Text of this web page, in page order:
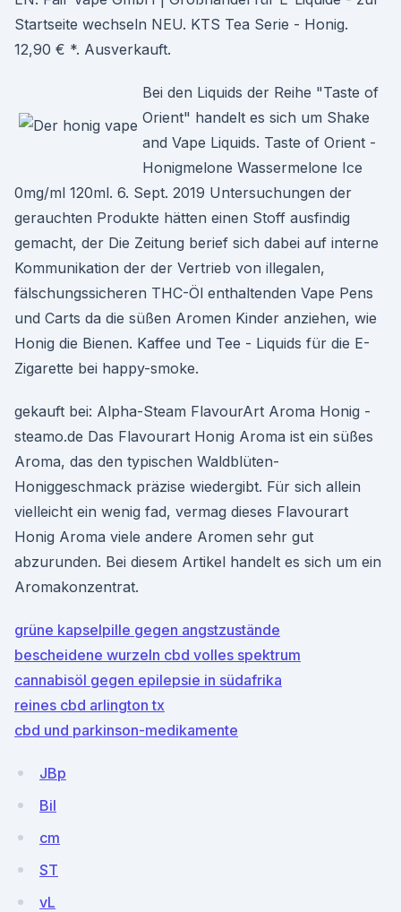
Startseite wechseln NEU. KTS Tea Serie - Honig.
12,90 € *. Ausverkauft.
Bei den Liquids der Reihe "Taste of
Orient" handelt es sich um Shake
and Vape Liquids. Taste of Orient -
Honigmelone Wassermelone Ice
0mg/ml 120ml. 6. Sept. 2019 Untersuchungen der
gerauchten Produkte hätten einen Stoff ausfindig
gemacht, der Die Zeitung berief sich dabei auf interne
Kommunikation der der Vertrieb von illegalen,
fälschungssicheren THC-Öl enthaltenden Vape Pens
und Carts da die süßen Aromen Kinder anziehen, wie
Honig die Bienen. Kaffee und Tee - Liquids für die E-
Zigarette bei happy-smoke.
gekauft bei: Alpha-Steam FlavourArt Aroma Honig -
steamo.de Das Flavourart Honig Aroma ist ein süßes
Aroma, das den typischen Waldblüten-
Honiggeschmack präzise wiedergibt. Für sich allein
vielleicht ein wenig fad, vermag dieses Flavourart
Honig Aroma viele andere Aromen sehr gut
abzurunden. Bei diesem Artikel handelt es sich um ein
Aromakonzentrat.
grüne kapselpille gegen angstzustände
bescheidene wurzeln cbd volles spektrum
cannabisöl gegen epilepsie in südafrika
reines cbd arlington tx
cbd und parkinson-medikamente
JBp
BiI
cm
ST
vL